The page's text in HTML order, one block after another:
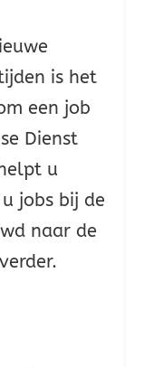
is het
een job
Dienst
u
jobs bij de
naar de